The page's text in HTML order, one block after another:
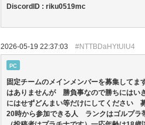
DiscordID : riku0519mc
2026-05-19 22:37:03 #NTTBDaHYtUlU4
PC
固定チームのメインメンバーを募集してま
はありませんが 勝負事なので勝ちにはい
にはせずどんまい等だけにしてください
20時から参加できる人 ランクはゴルプラ